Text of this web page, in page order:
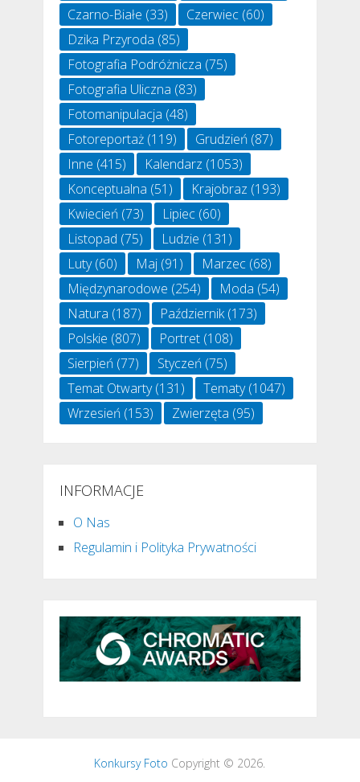
Czarno-Białe (33) Czerwiec(60)
Dzika Przyroda (85)
Fotografia Podróżnicza (75)
Fotografia Uliczna (83)
Fotomanipulacja (48)
Fotoreportaż(119) Grudzień(87)
Inne (415) Kalendarz (1053)
Konceptualna (51) Krajobraz (193)
Kwiecień(73) Lipiec(60)
Listopad (75) Ludzie (131)
Luty(60) Maj(91) Marzec(68)
Międzynarodowe (254) Moda (54)
Natura (187) Październik(173)
Polskie (807) Portret(108)
Sierpień(77) Styczeń(75)
Temat Otwarty(131) Tematy(1047)
Wrzesień(153) Zwierzęta (95)
INFORMACJE
O Nas
Regulamin i Polityka Prywatności
Konkursy Foto Copyright © 2026.